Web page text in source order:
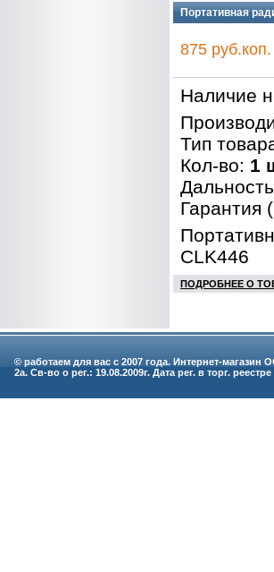
Портативная
875 руб.коп.
Наличие
Тип
Кол-во: 1
Гарантия
CLK446
ПОДРОБНЕЕ О
© работаем для вас с 2007 года. Интернет-
2а. Св-во о рег.: 19.08.2009г. Дата рег. в торг. реестре